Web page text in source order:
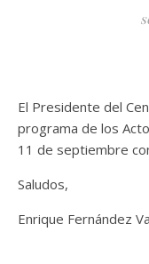
El Presidente del
programa de los
11 de septiembre
Saludos,
Enrique Fernández